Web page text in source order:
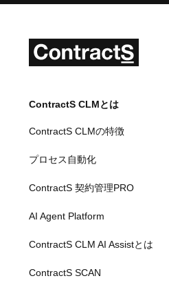
ContractS CLMとは
ContractS CLMの特徴
プロセス自動化
ContractS 契約管理PRO
AI Agent Platform
ContractS CLM AI Assistとは
ContractS SCAN